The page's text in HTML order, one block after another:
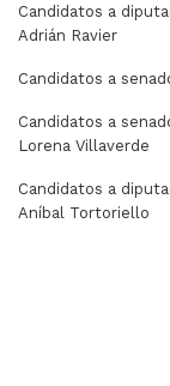
Candidatos a
Adrián Ravier
Candidatos a
Candidatos a
Lorena Villaverde
Candidatos a
Aníbal Tortoriello